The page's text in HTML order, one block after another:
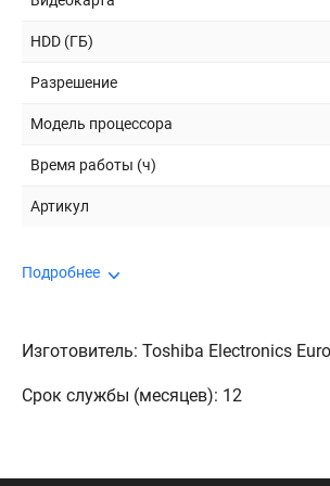
HDD (ГБ)
Разрешение
Модель процессора
Время работы (ч)
Артикул
Подробнее
Изготовитель: Toshiba Electronics
Срок службы (месяцев): 12